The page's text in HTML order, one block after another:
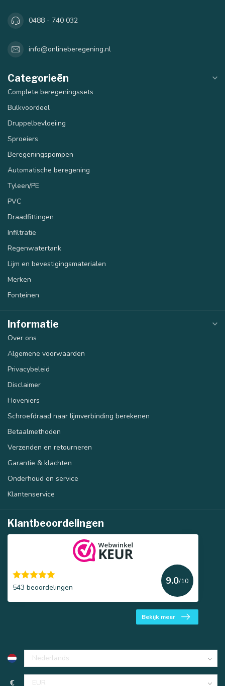
0488 - 740 032
info@onlineberegening.nl
Categorieën
Complete beregeningssets
Bulkvoordeel
Druppelbevloeiing
Sproeiers
Beregeningspompen
Automatische beregening
Tyleen/PE
PVC
Draadfittingen
Infiltratie
Regenwatertank
Lijm en bevestigingsmaterialen
Merken
Fonteinen
Informatie
Over ons
Algemene voorwaarden
Privacybeleid
Disclaimer
Hoveniers
Schroefdraad naar lijmverbinding berekenen
Betaalmethoden
Verzenden en retourneren
Garantie & klachten
Onderhoud en service
Klantenservice
Klantbeoordelingen
543 beoordelingen
9.0/10
Bekijk meer
€